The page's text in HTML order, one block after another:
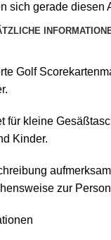
sich gerade diesen
Golf
für kleine
Kinder.
zur